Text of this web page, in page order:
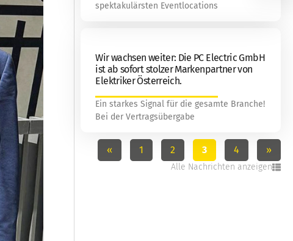
spektakulärsten Eventlocations
Wir wachsen weiter: Die PC Electric GmbH
ist ab sofort stolzer Markenpartner von
Elektriker Österreich.
Ein starkes Signal für die gesamte Branche!
Bei der Vertragsübergabe
« 1 2 3 4 »
Alle Nachrichten anzeigen